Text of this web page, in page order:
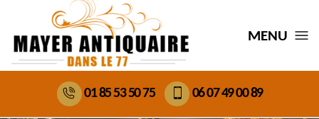
MENU
01 85 53 50 75 06 07 49 00 89